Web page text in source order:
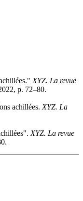
XYZ. La revue
p. 72–80.
achillées.XYZ. La
XYZ. La revue